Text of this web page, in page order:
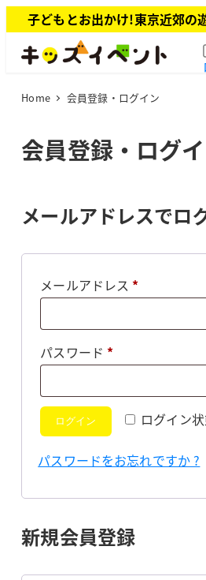
イ
子どもとお出かけ!東京近郊の
Home 会員登録・ログイン
会員登録・ログ
メールアドレスでロ
メールアドレス *必
パスワード *必
ログイン
ログイン
パスワードをお忘れですか ?
新規会員登録